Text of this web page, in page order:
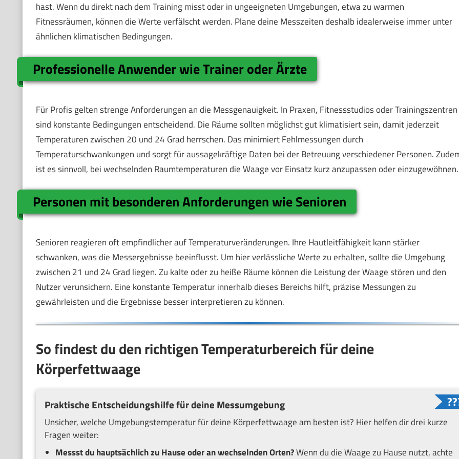
hast. Wenn du direkt nach dem Training misst oder in ungeeigneten Umgebungen, etwa zu warmen
Fitnessräumen, können die Werte verfälscht werden. Plane deine Messzeiten deshalb idealerweise immer unter
ähnlichen klimatischen Bedingungen.
Professionelle Anwender wie Trainer oder Ärzte
Für Profis gelten strenge Anforderungen an die Messgenauigkeit. In Praxen, Fitnessstudios oder Trainingszentren
sind konstante Bedingungen entscheidend. Die Räume sollten möglichst gut klimatisiert sein, damit jederzeit
Temperaturen zwischen 20 und 24 Grad herrschen. Das minimiert Fehlmessungen durch
Temperaturschwankungen und sorgt für aussagekräftige Daten bei der Betreuung verschiedener Personen.
ist es sinnvoll, bei wechselnden Raumtemperaturen die Waage vor Einsatz kurz anzupassen oder einzugewöhnen.
Personen mit besonderen Anforderungen wie Senioren
Senioren reagieren oft empfindlicher auf Temperaturveränderungen. Ihre Hautleitfähigkeit kann stärker
schwanken, was die Messergebnisse beeinflusst. Um hier verlässliche Werte zu erhalten, sollte die Umgebung
zwischen 21 und 24 Grad liegen. Zu kalte oder zu heiße Räume können die Leistung der Waage stören und den
Nutzer verunsichern. Eine konstante Temperatur innerhalb dieses Bereichs hilft, präzise Messungen zu
gewährleisten und die Ergebnisse besser interpretieren zu können.
So findest du den richtigen Temperaturbereich für deine
Körperfettwaage
Praktische Entscheidungshilfe für deine Messumgebung
Unsicher, welche Umgebungstemperatur für deine Körperfettwaage am besten ist? Hier helfen dir drei kurze
Fragen weiter:
Messst du hauptsächlich zu Hause oder an wechselnden Orten?Wenn du die Waage zu Hause nutzt, achte